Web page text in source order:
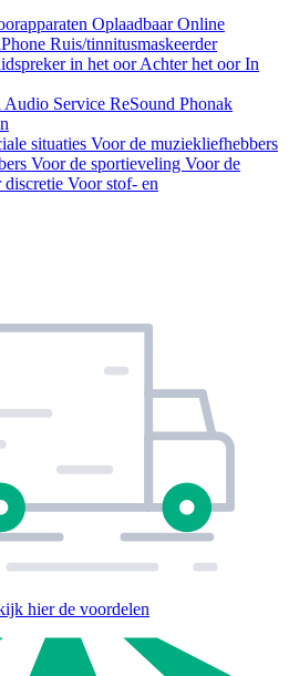
OplaadbaarOnline
Ruis/tinnitusmaskeerder
in het oorAchter het oorIn
Audio Service ReSound Phonak
situaties Voor de muziekliefhebbers
Voor de sportieveling Voor de
discretie Voor stof- en
hier de voordelen